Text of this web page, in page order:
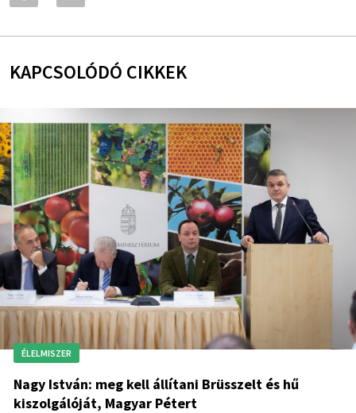
KAPCSOLÓDÓ CIKKEK
ÉLELMISZER
Nagy István: meg kell állítani Brüsszelt és hű
kiszolgálóját, Magyar Pétert